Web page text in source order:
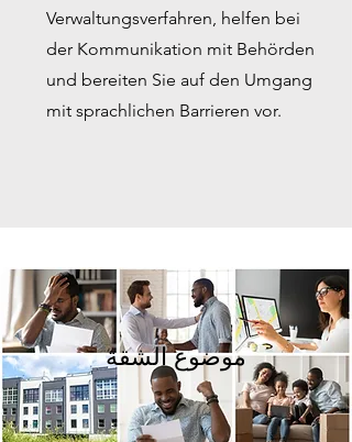
Verwaltungsverfahren, helfen bei
der Kommunikation mit Behörden
und bereiten Sie auf den Umgang
mit sprachlichen Barrieren vor.
موضوع الشقة